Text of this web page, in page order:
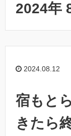
2024年
2024.08.12
宿もと
きたら